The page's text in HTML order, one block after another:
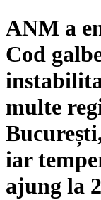
ANM a
Cod
multe
iar
ajung la